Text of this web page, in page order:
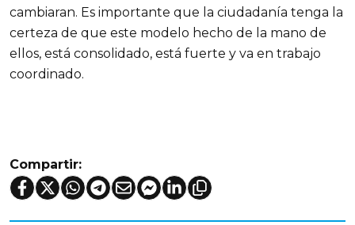
cambiaran. Es importante que la ciudadanía tenga la
certeza de que este modelo hecho de la mano de
ellos, está consolidado, está fuerte y va en trabajo
coordinado.
Compartir: